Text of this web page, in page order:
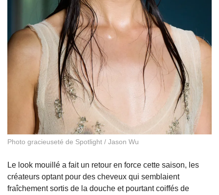
Photo gracieuseté de Spotlight / Jason Wu
Le look mouillé a fait un retour en force cette saison, les
créateurs optant pour des cheveux qui semblaient
fraîchement sortis de la douche et pourtant coiffés de